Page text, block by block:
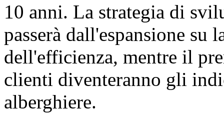
10 anni. La strategia di
passerà dall'espansione su
dell'efficienza, mentre il
clienti diventeranno gli
alberghiere.